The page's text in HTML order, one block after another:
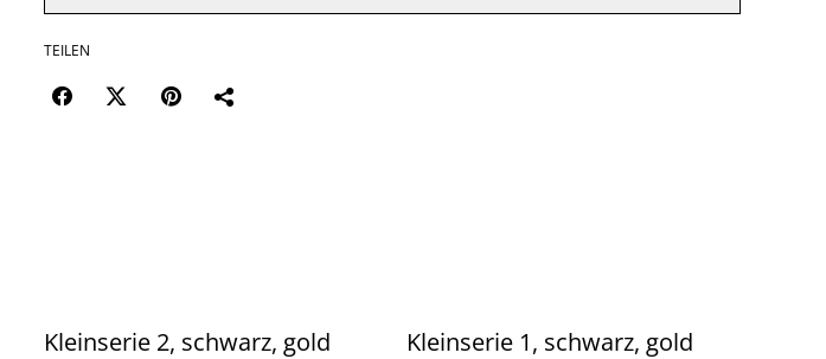
TEILEN
Kleinserie 2, schwarz, gold Kleinserie 1, schwarz, gold